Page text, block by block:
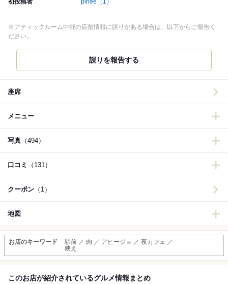
初投稿者 pinee （1）
※アティックルーム中野の店舗情報に誤りがある場合は、以下からご報告く
ださい。
誤りを報告する
座席
メニュー
写真 （494）
口コミ （131）
クーポン （1）
地図
お店のキーワード
駅前 ／ 肉 ／ アヒージョ ／ 夜カフェ ／
映え
このお店が紹介されているグルメ情報まとめ